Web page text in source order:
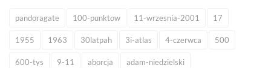
pandoragate 100-punktow 11-wrzesnia-2001 17
1955 1963 30latpah 3i-atlas 4-czerwca 500
600-tys 9-11 aborcja adam-niedzielski